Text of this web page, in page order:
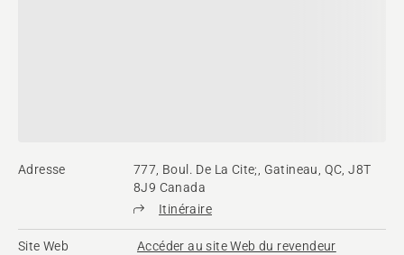
Adresse
777, Boul. De La Cite;, Gatineau, QC, J8T
8J9 Canada
Itinéraire
Site Web Accéder au site Web du revendeur